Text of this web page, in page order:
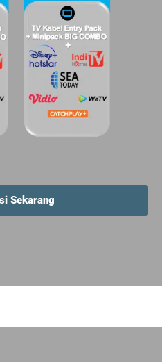
Sekarang